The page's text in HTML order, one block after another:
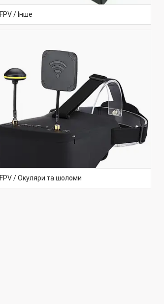
FPV / Інше
FPV / Окуляри та шоломи